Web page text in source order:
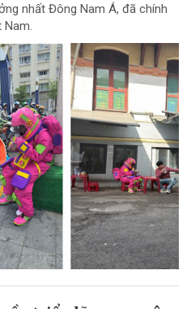
nhất Đông Nam Á, đã chính